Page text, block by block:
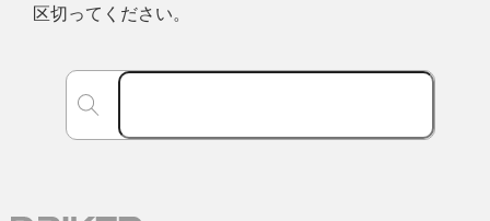
区切ってください。